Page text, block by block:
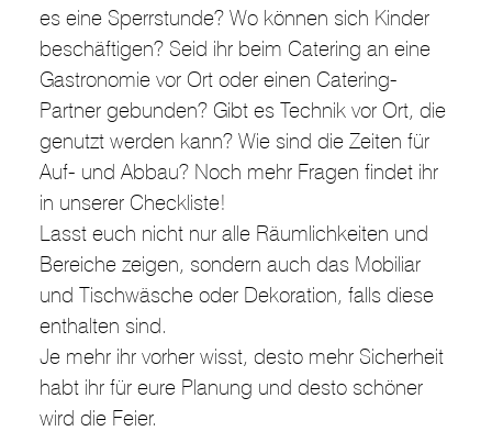
es eine Sperrstunde? Wo können sich Kinder
beschäftigen? Seid ihr beim Catering an eine
Gastronomie vor Ort oder einen Catering-
Partner gebunden? Gibt es Technik vor Ort, die
genutzt werden kann? Wie sind die Zeiten für
Auf- und Abbau? Noch mehr Fragen findet ihr
in unserer Checkliste!
Lasst euch nicht nur alle Räumlichkeiten und
Bereiche zeigen, sondern auch das Mobiliar
und Tischwäsche oder Dekoration, falls diese
enthalten sind.
Je mehr ihr vorher wisst, desto mehr Sicherheit
habt ihr für eure Planung und desto schöner
wird die Feier.